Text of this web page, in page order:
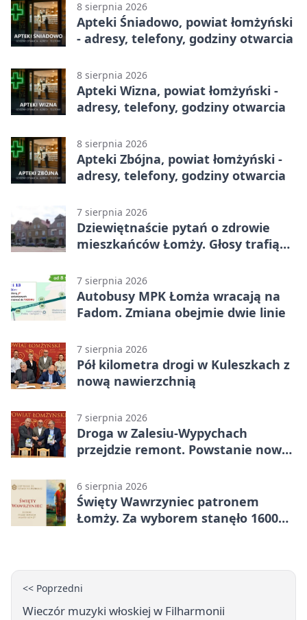
8 sierpnia 2026
Apteki Śniadowo, powiat łomżyński
- adresy, telefony, godziny otwarcia
8 sierpnia 2026
Apteki Wizna, powiat łomżyński -
adresy, telefony, godziny otwarcia
8 sierpnia 2026
Apteki Zbójna, powiat łomżyński -
adresy, telefony, godziny otwarcia
7 sierpnia 2026
Dziewiętnaście pytań o zdrowie
mieszkańców Łomży. Głosy trafią
7 sierpnia 2026
Autobusy MPK Łomża wracają na
Fadom. Zmiana obejmie dwie linie
7 sierpnia 2026
Pół kilometra drogi w Kuleszkach z
nową nawierzchnią
7 sierpnia 2026
Droga w Zalesiu-Wypychach
przejdzie remont. Powstanie nowa
6 sierpnia 2026
Święty Wawrzyniec patronem
Łomży. Za wyborem stanęło 1600
<< Poprzedni
Wieczór muzyki włoskiej w Filharmonii